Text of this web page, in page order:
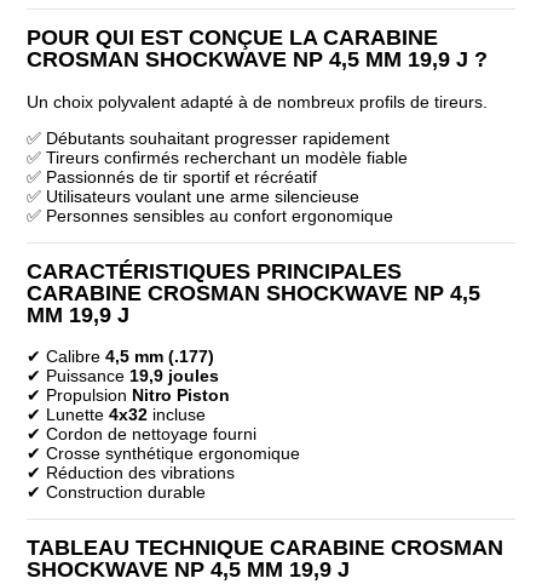
POUR QUI EST CONÇUE LA CARABINE
CROSMAN SHOCKWAVE NP 4,5 MM 19,9 J ?
Un choix polyvalent adapté à de nombreux profils de tireurs.
✅ Débutants souhaitant progresser rapidement
✅ Tireurs confirmés recherchant un modèle fiable
✅ Passionnés de tir sportif et récréatif
✅ Utilisateurs voulant une arme silencieuse
✅ Personnes sensibles au confort ergonomique
CARACTÉRISTIQUES PRINCIPALES
CARABINE CROSMAN SHOCKWAVE NP 4,5
MM 19,9 J
✔ Calibre4,5 mm (.177)
✔ Puissance 19,9 joules
✔ Propulsion Nitro Piston
✔ Lunette4x32 incluse
✔ Cordon de nettoyage fourni
✔ Crosse synthétique ergonomique
✔ Réduction des vibrations
✔ Construction durable
TABLEAU TECHNIQUE CARABINE CROSMAN
SHOCKWAVE NP 4,5 MM 19,9 J